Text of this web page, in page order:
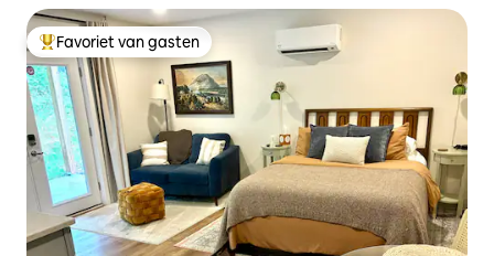
Topfavoriet van gasten
Favoriet van gasten